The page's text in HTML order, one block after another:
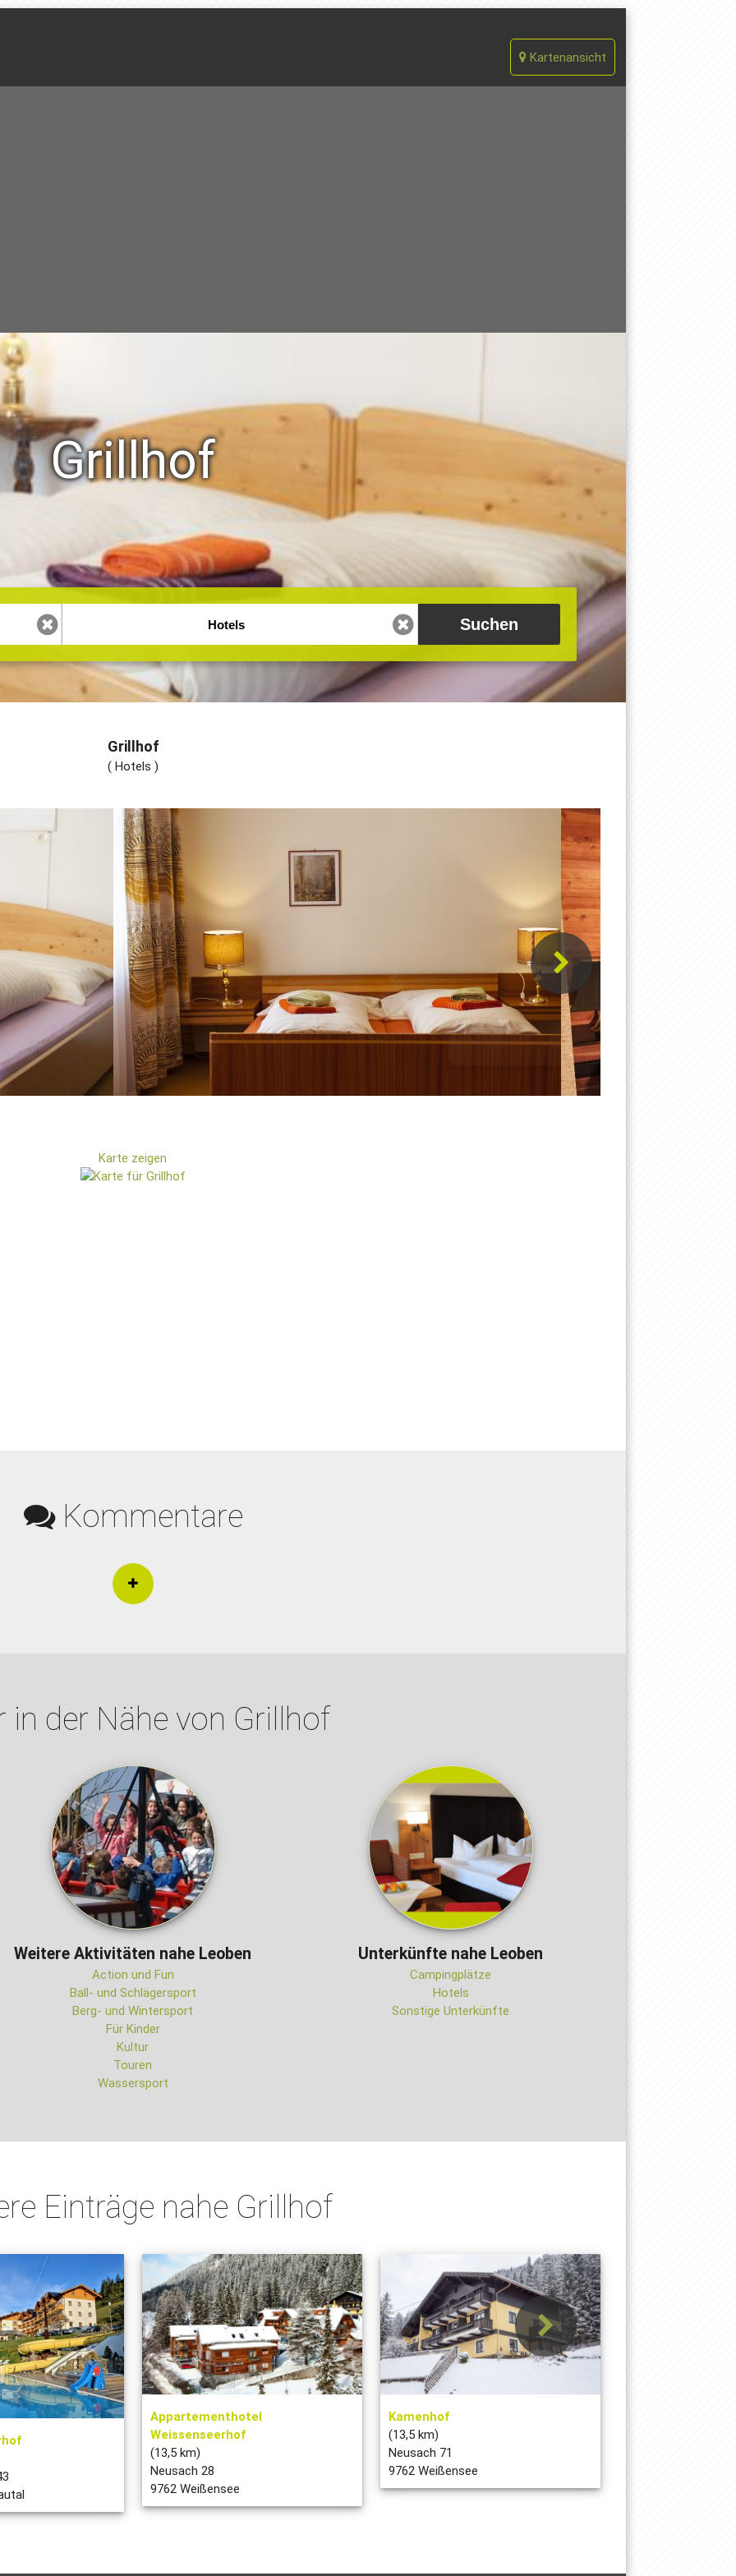
Kartenansicht
Grillhof
Grillhof
( Hotels )
Karte zeigen
Kommentare
in der Nähe von Grillhof
Weitere Aktivitäten nahe Leoben
Action und Fun
Ball- und Schlägersport
Berg- und Wintersport
Für Kinder
Kultur
Touren
Wassersport
Unterkünfte nahe Leoben
Campingplätze
Hotels
Sonstige Unterkünfte
Einträge nahe Grillhof
Appartementhotel
Weissenseerhof
(13,5 km)
Neusach 28
9762 Weißensee
Kamenhof
(13,5 km)
Neusach 71
9762 Weißensee